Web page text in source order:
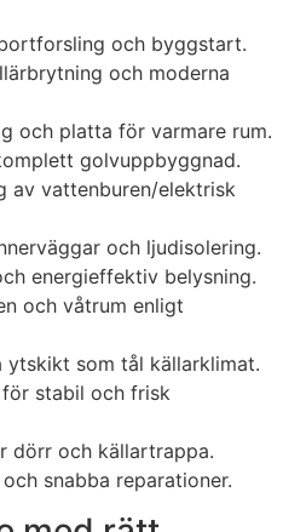
och byggstart.
och moderna
och platta för varmare rum.
golvuppbyggnad.
av vattenburen/elektrisk
och ljudisolering.
energieffektiv belysning.
och våtrum enligt
ytskikt som tål källarklimat.
stabil och frisk
dörr och källartrappa.
snabba reparationer.